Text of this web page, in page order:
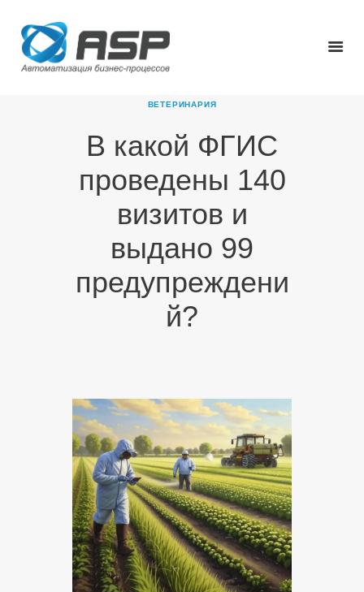
ВЕТЕРИНАРИЯ
В какой ФГИС
проведены 140
визитов и
выдано 99
предупреждени
й?
ГЛАВНАЯ
О КОМПАНИИ
НОВОСТИ
КАРЬЕРА
ПАРТНЕРЫ
КОНТАКТЫ